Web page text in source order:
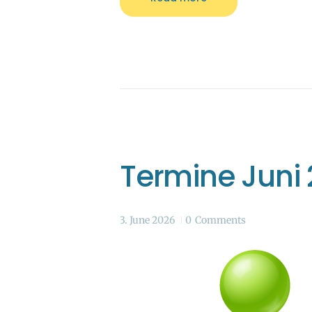
Termine Juni
3. June 2026 0 Comments